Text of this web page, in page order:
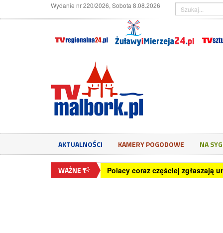
Wydanie nr 220/2026, Sobota 8.08.2026
AKTUALNOŚCI KAMERY POGODOWE NA
WAŻNE Polacy coraz częściej zgłaszają